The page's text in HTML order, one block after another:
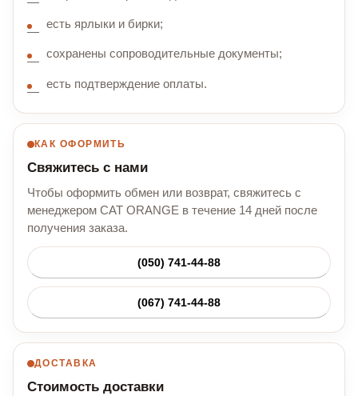
есть ярлыки и бирки;
сохранены сопроводительные документы;
есть подтверждение оплаты.
КАК ОФОРМИТЬ
Свяжитесь с нами
Чтобы оформить обмен или возврат, свяжитесь с
менеджером CAT ORANGE в течение 14 дней после
получения заказа.
(050) 741-44-88
(067) 741-44-88
ДОСТАВКА
Стоимость доставки